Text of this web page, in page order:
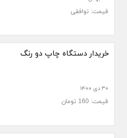
قیمت: توافقی
خریدار دستگاه چاپ دو رنگ
۳۰ دی ۱۴۰۰
قیمت: 160 تومان